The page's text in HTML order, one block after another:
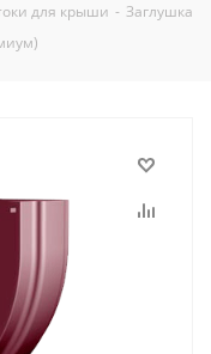
для крыши - Заглушка